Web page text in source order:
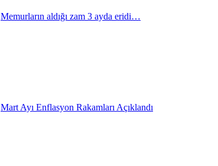
Memurların aldığı zam 3 ayda eridi…
Mart Ayı Enflasyon Rakamları Açıklandı